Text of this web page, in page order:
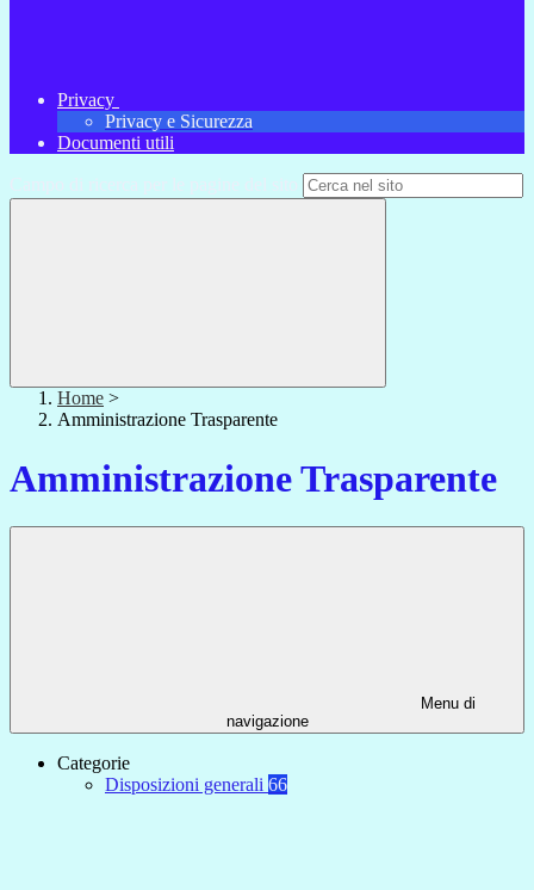
Privacy
Privacy e Sicurezza
Documenti utili
Campo di ricerca per le pagine del sito
Home >
Amministrazione Trasparente
Amministrazione Trasparente
Menu di
navigazione
Categorie
Disposizioni generali 66